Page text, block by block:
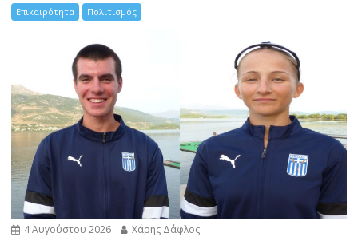
Επικαιρότητα Πολιτισμός
4 Αυγούστου 2026 Χάρης Δάφλος